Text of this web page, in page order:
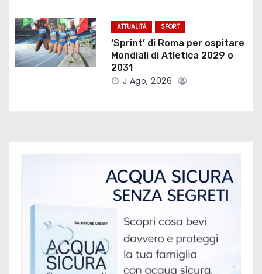
t
i
ATTUALITÀ SPORT
‘Sprint’ di Roma per ospitare
Mondiali di Atletica 2029 o
2031
J Ago, 2026